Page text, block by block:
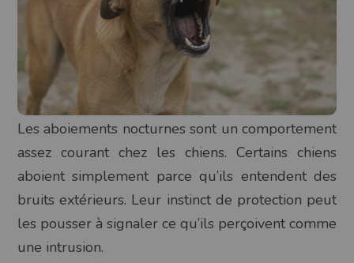
Les aboiements nocturnes sont un comportement
assez courant chez les chiens. Certains chiens
aboient simplement parce qu’ils entendent des
bruits extérieurs. Leur instinct de protection peut
les pousser à signaler ce qu’ils perçoivent comme
une intrusion.